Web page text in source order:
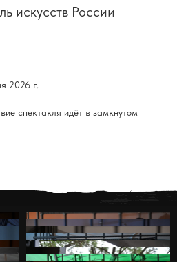
искусств России
2026 г.
спектакля идёт в замкнутом